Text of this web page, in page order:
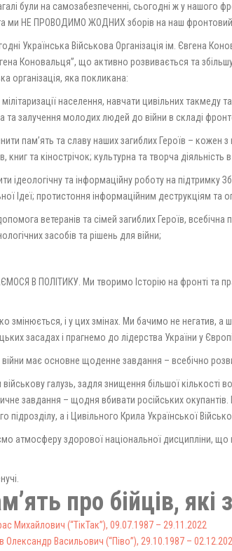
були на самозабезпеченні, сьогодні ж у нашого
ми НЕ ПРОВОДИМО ЖОДНИХ зборів на наш фронтовий
Українська Військова Організація ім. Євгена
Коновальця”, що активно розвивається та
організація, яка покликана:
населення, навчати цивільних такмеду
та залучення молодих людей до війни в складі
пам’ять та славу наших загиблих Героїв – кожен
книг та кінострічок; культурна та творча діяльність в
ідеологічну та інформаційну роботу на підтримку
Ідеї; протистоння інформаційним деструкціям та
ветеранів та сімей загиблих Героїв,
засобів та рішень для війни;
В ПОЛІТИКУ. Ми творимо Історію на фронті та
змінюється, і у цих змінах. Ми бачимо не негатив,
засадах і прагнемо до лідерства України у Європі
війни має основне щоденне завдання – всебічно
галузь, задля знищення більшої кількості
завдання – щодня вбивати російських
підрозділу, а і Цивільного Крила Української
атмосферу здорової національної дисципліни, що
про бійців,
Михайлович (“ТікТак”), 09.07.1987 – 29.11.2022
Олександр Васильович (“Піво”), 29.10.1987 –